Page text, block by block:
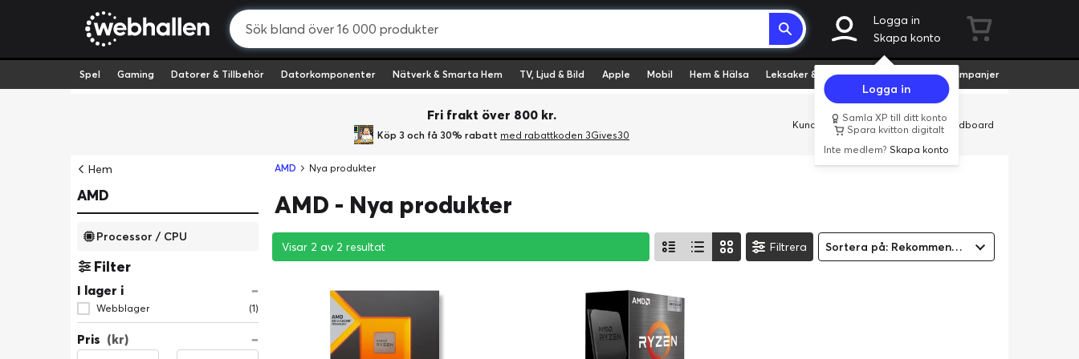
Logga in
Skapa konto
Logga in
Samla XP till ditt konto
Spara kvitton digitalt
Inte medlem?Skapa konto
Spel Gaming Datorer & Tillbehör Datorkomponenter Nätverk & Smarta Hem TV, Ljud & Bild Apple Mobil Hem & Hälsa Leksaker & Hobby Fyndvaror Kampanjer
Fri frakt över 800 kr.
Köp 3 och få 30% rabatt med rabattkoden 3Gives30
Kundservice Butiker Företag Cardboard
Hem
AMD
Processor / CPU
Filter
I lager i
Webblager (1)
Pris (kr)
AMD Nya produkter
AMD - Nya produkter
Visar 2 av 2 resultat
Visar 2 av 2 resultat
Visar 2 av 2 resultat Filtrera Sortera på: Rekommenderad